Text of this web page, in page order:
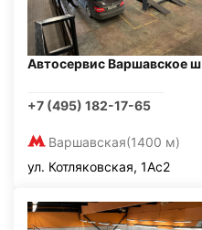
Автосервис Варшавское ш
+7 (495) 182-17-65
Варшавская(1400 м)
ул. Котляковская, 1Ас2